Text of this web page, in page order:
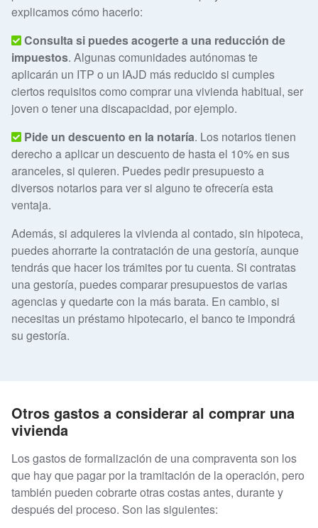
explicamos cómo hacerlo:
Consulta si puedes acogerte a una reducción de
impuestos. Algunas comunidades autónomas te
aplicarán un ITP o un IAJD más reducido si cumples
ciertos requisitos como comprar una vivienda habitual, ser
joven o tener una discapacidad, por ejemplo.
Pide un descuento en la notaría. Los notarios tienen
derecho a aplicar un descuento de hasta el 10% en sus
aranceles, si quieren. Puedes pedir presupuesto a
diversos notarios para ver si alguno te ofrecería esta
ventaja.
Además, si adquieres la vivienda al contado, sin hipoteca,
puedes ahorrarte la contratación de una gestoría, aunque
tendrás que hacer los trámites por tu cuenta. Si contratas
una gestoría, puedes comparar presupuestos de varias
agencias y quedarte con la más barata. En cambio, si
necesitas un préstamo hipotecario, el banco te impondrá
su gestoría.
Otros gastos a considerar al comprar una
vivienda
Los gastos de formalización de una compraventa son los
que hay que pagar por la tramitación de la operación, pero
también pueden cobrarte otras costas antes, durante y
después del proceso. Son las siguientes: